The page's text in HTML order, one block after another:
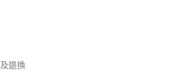
退換